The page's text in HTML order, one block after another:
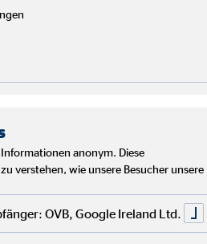
der OVB
Sie hier:
als PDF
direkte noch indirekte
Prozent an den Stimmrechten
noch
anonym. Diese
verstehen, wie unsere Besucher unsere
OVB, Google Ireland Ltd.